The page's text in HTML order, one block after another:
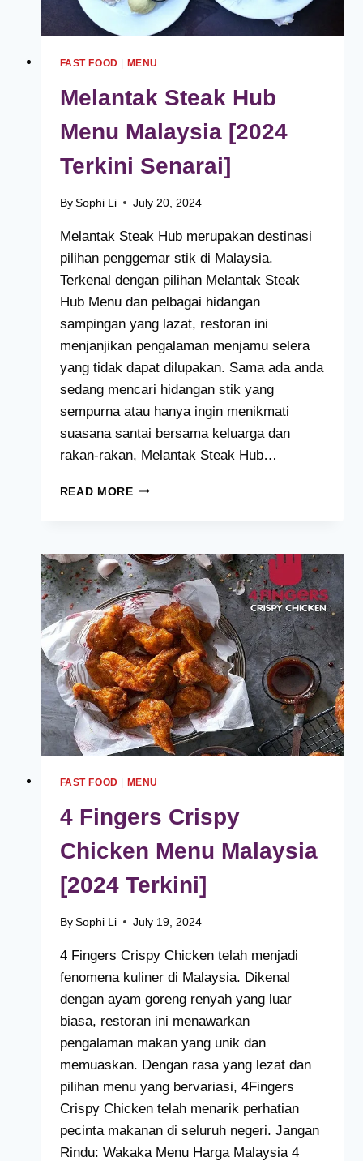
FAST FOOD MENU
Melantak Steak Hub
Menu Malaysia [2024
Terkini Senarai]
By Sophi Li July 20, 2024
Melantak Steak Hub merupakan destinasi
pilihan penggemar stik di Malaysia.
Terkenal dengan pilihan Melantak Steak
Hub Menu dan pelbagai hidangan
sampingan yang lazat, restoran ini
menjanjikan pengalaman menjamu selera
yang tidak dapat dilupakan. Sama ada anda
sedang mencari hidangan stik yang
sempurna atau hanya ingin menikmati
suasana santai bersama keluarga dan
rakan-rakan, Melantak Steak Hub…
READ MOREMELANTAK
MALAYSIA
[2024
TERKINI
SENARAI]
FAST FOOD MENU
4 Fingers Crispy
Chicken Menu Malaysia
[2024 Terkini]
By Sophi Li July 19, 2024
4 Fingers Crispy Chicken telah menjadi
fenomena kuliner di Malaysia. Dikenal
dengan ayam goreng renyah yang luar
biasa, restoran ini menawarkan
pengalaman makan yang unik dan
memuaskan. Dengan rasa yang lezat dan
pilihan menu yang bervariasi, 4Fingers
Crispy Chicken telah menarik perhatian
pecinta makanan di seluruh negeri. Jangan
Rindu: Wakaka Menu Harga Malaysia 4